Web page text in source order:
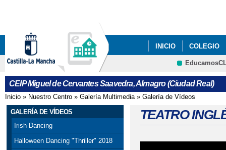
INICIO COLEGIO
CRFP
CEIP Miguel de Cervantes Saavedra, Almagro (Ciudad Real)
Se encuentra usted aquí
Inicio » Nuestro Centro » Galería Multimedia» Galería de Vídeos
GALERÍA DE VÍDEOS
Irish Dancing
Halloween Dancing "Thriller" 2018
TEATRO